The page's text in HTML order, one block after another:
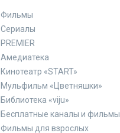
Фильмы
Сериалы
PREMIER
Амедиатека
Кинотеатр «START»
Мульфильм «Цветняшки»
Библиотека «viju»
Бесплатные каналы и фильмы
Фильмы для взрослых